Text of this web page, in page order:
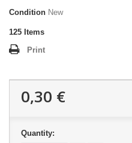
Condition New
125 Items
Print
0,30 €
Quantity: